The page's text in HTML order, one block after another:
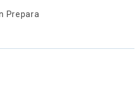
Prepara